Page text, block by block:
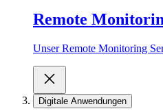
Remote
Unser Remote Monitoring
Digitale Anwendungen